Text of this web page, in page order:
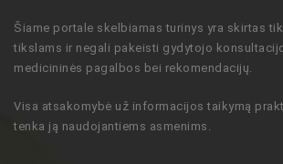
Šiame portale skelbiamas turinys yra skirtas
tikslams ir negali pakeisti gydytojo
medicininės pagalbos bei rekomendacijų
Visa atsakomybė už informacijos taikymą
tenka ją naudojantiems asmenims.